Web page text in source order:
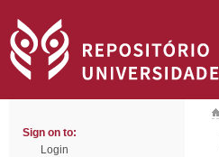
Sign on to:
Login